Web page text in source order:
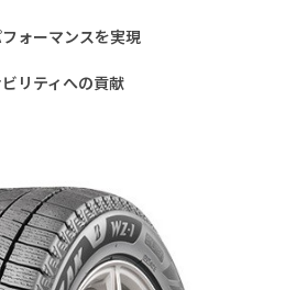
ォーマンスを実現
リティへの貢献